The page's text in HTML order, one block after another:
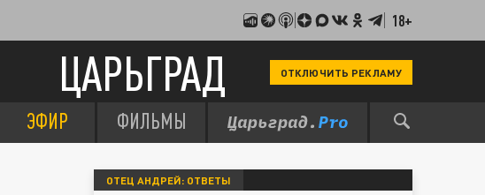
18+
ЦАРЬГРАД ОТКЛЮЧИТЬ РЕКЛАМУ
ЭФИР ФИЛЬМЫ
ОТЕЦ АНДРЕЙ: ОТВЕТЫ